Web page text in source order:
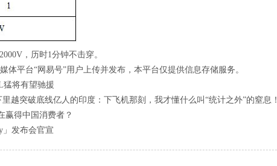
，历时1分钟不击穿。
平台“网易号”用户上传并发布，本平台仅提供信息存储服务。
将有望驰援
突破底线亿人的印度：下飞机那刻，我才懂什么叫“统计之外”的窒息！
得中国消费者？
发布会官宣